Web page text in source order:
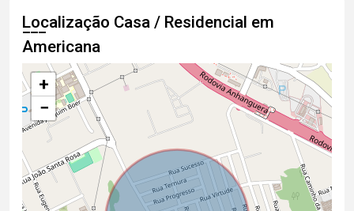
Localização Casa / Residencial em
Americana
+
−